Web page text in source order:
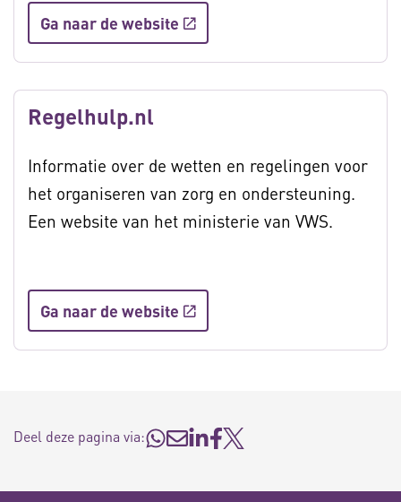
Ga naar de website
Regelhulp.nl
Informatie over de wetten en regelingen voor
het organiseren van zorg en ondersteuning.
Een website van het ministerie van VWS.
Ga naar de website
Deel deze pagina via: